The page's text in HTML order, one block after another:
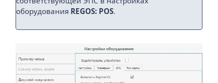
оборудования REGOS: POS.